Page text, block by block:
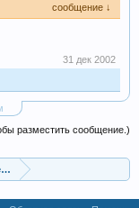
сообщение ↓
31 дек 2002
разместить сообщение.)
и перерабатывающие